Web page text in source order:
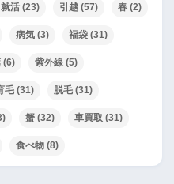
就活 (23) 引越 (57) 春 (2)
病気 (3) 福袋 (31)
(6) 紫外線 (5)
毛(31) 脱毛(31)
蟹 (32) 車買取 (31)
食べ物 (8)